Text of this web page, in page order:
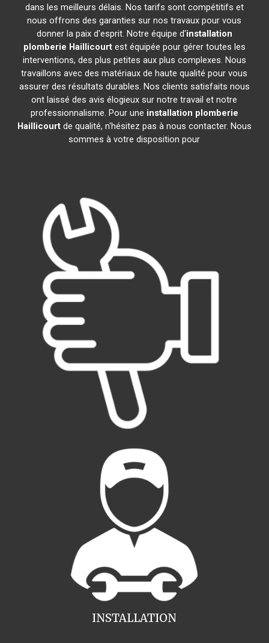
dans les meilleurs délais. Nos tarifs sont compétitifs et
nous offrons des garanties sur nos travaux pour vous
donner la paix d'esprit. Notre équipe d'installation
plomberie Haillicourtest équipée pour gérer toutes les
interventions, des plus petites aux plus complexes. Nous
travaillons avec des matériaux de haute qualité pour vous
assurer des résultats durables. Nos clients satisfaits nous
ont laissé des avis élogieux sur notre travail et notre
professionnalisme. Pour une installation plomberie
Haillicourtde qualité, n'hésitez pas à nous contacter. Nous
sommes à votre disposition pour
INSTALLATION